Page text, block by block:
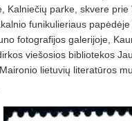
Kalniečių parke, skvere prie
funikulieriaus
fotografijos galerijoje,
viešosios bibliotekos
lietuvių literatūros